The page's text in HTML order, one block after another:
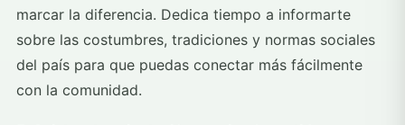
marcar la diferencia. Dedica tiempo a informarte
sobre las costumbres, tradiciones y normas sociales
del país para que puedas conectar más fácilmente
con la comunidad.